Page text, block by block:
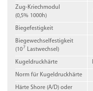
Zug-Kriechmodul
(0,5% 1000h)
Biegefestigkeit
Biegewechselfestigkeit
(107 Lastwechsel)
Kugeldruckhärte
Norm für Kugeldruckhärte
Härte Shore (A/D) oder